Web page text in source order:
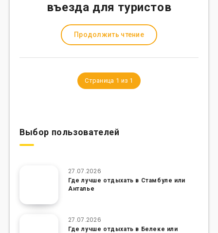
въезда для туристов
Продолжить чтение
Страница 1 из 1
Выбор пользователей
27.07.2026
Где лучше отдыхать в Стамбуле или
Анталье
27.07.2026
Где лучше отдыхать в Белеке или